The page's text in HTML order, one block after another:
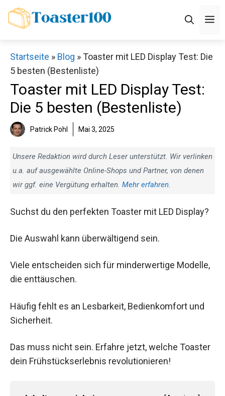
Zum
Inhalt
Startseite » Blog »Toaster mit LED Display Test: Die
5 besten (Bestenliste)
Toaster mit LED Display Test:
Die 5 besten (Bestenliste)
Patrick Pohl Mai 3, 2025
Unsere Redaktion wird durch Leser unterstützt. Wir verlinken
u.a. auf ausgewählte Online-Shops und Partner, von denen
wir ggf. eine Vergütung erhalten. Mehr erfahren.
Suchst du den perfekten Toaster mit LED Display?
Die Auswahl kann überwältigend sein.
Viele entscheiden sich für minderwertige Modelle,
die enttäuschen.
Häufig fehlt es an Lesbarkeit, Bedienkomfort und
Sicherheit.
Das muss nicht sein. Erfahre jetzt, welche Toaster
dein Frühstückserlebnis revolutionieren!